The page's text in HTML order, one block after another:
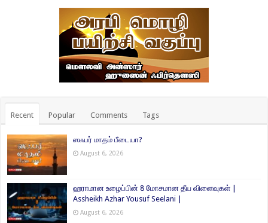
Recent Popular Comments Tags
ஸஃபர் மாதம் பீடையா?
August 6, 2026
ஹராமான உழைப்பின் 8 மோசமான தீய விளைவுகள் |
Assheikh Azhar Yousuf Seelani |
August 6, 2026